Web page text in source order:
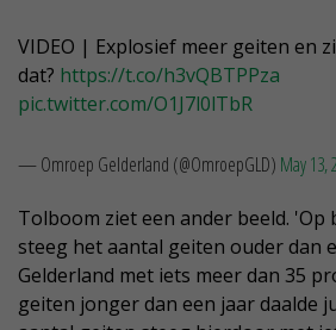
VIDEO | Explosief meer geiten en
dat? https://t.co/h3vQBTPPza
pic.twitter.com/O1J7l0lTbR
— Omroep Gelderland (@OmroepGLD) May 13,
Tolboom ziet een ander beeld. 'Op
steeg het aantal geiten ouder dan
Gelderland met iets meer dan 35
geiten jonger dan een jaar daalde